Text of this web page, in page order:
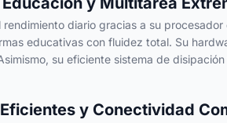
diario gracias a su
educativas con fluidez total. Su
su eficiente sistema de
y Conectividad